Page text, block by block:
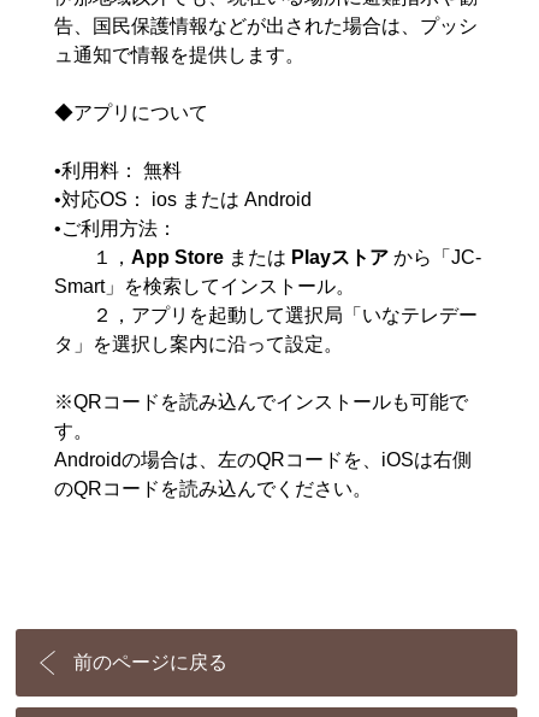
告、国民保護情報などが出された場合は、プッシ
ュ通知で情報を提供します。
◆アプリについて
•利用料： 無料
•対応OS： ios または Android
•ご利用方法：
１，App Store または Playストアから「JC-
Smart」を検索してインストール。
２，アプリを起動して選択局「いなテレデー
タ」を選択し案内に沿って設定。
※QRコードを読み込んでインストールも可能で
す。
Androidの場合は、左のQRコードを、iOSは右側
のQRコードを読み込んでください。
前のページに戻る